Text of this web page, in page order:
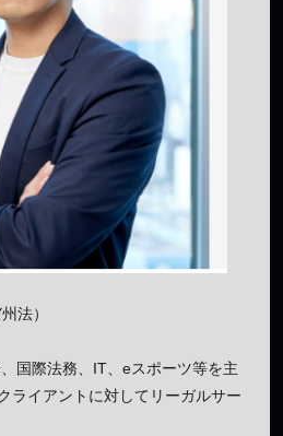
法）
国際法務、IT、eスポーツ等を主
ライアントに対してリーガルサー